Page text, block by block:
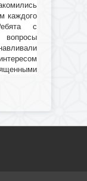
каждого
с